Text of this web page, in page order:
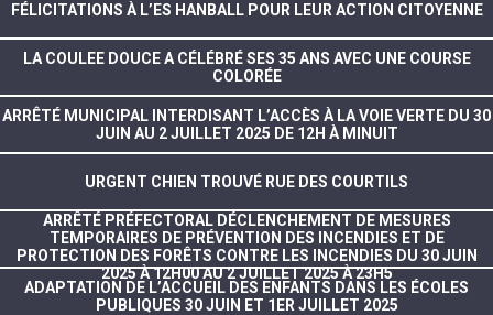
FÉLICITATIONS À L’ES HANBALL POUR LEUR ACTION CITOYENNE
LA COULEE DOUCE A CÉLÉBRÉ SES 35 ANS AVEC UNE COURSE
COLORÉE
ARRÊTÉ MUNICIPAL INTERDISANT L’ACCÈS À LA VOIE VERTE DU 30
JUIN AU 2 JUILLET 2025 DE 12H À MINUIT
URGENT CHIEN TROUVÉ RUE DES COURTILS
ARRÊTÉ PRÉFECTORAL DÉCLENCHEMENT DE MESURES
TEMPORAIRES DE PRÉVENTION DES INCENDIES ET DE
PROTECTION DES FORÊTS CONTRE LES INCENDIES DU 30 JUIN
2025 À 12H00 AU 2 JUILLET 2025 À 23H5
ADAPTATION DE L’ACCUEIL DES ENFANTS DANS LES ÉCOLES
PUBLIQUES 30 JUIN ET 1ER JUILLET 2025